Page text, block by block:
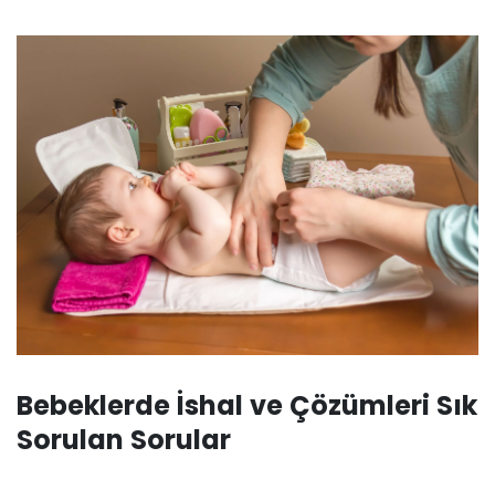
Bebeklerde İshal ve Çözümleri Sık
Sorulan Sorular